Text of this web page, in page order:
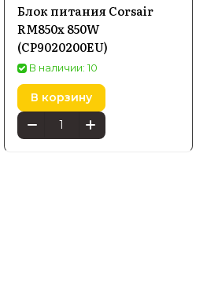
Блок питания Corsair
RM850x 850W
(CP9020200EU)
В наличии: 10
В корзину